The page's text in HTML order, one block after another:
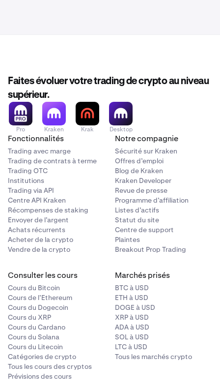
Faites évoluer votre trading de crypto au niveau
supérieur.
Pro Kraken Krak Desktop
Fonctionnalités
Trading avec marge
Trading de contrats à terme
Trading OTC
Institutions
Trading via API
Centre API Kraken
Récompenses de staking
Envoyer de l’argent
Achats récurrents
Acheter de la crypto
Vendre de la crypto
Notre compagnie
Sécurité sur Kraken
Offres d’emploi
Blog de Kraken
Kraken Developer
Revue de presse
Programme d’affiliation
Listes d’actifs
Statut du site
Centre de support
Plaintes
Breakout Prop Trading
Consulter les cours
Cours du Bitcoin
Cours de l’Ethereum
Cours du Dogecoin
Cours du XRP
Cours du Cardano
Cours du Solana
Cours du Litecoin
Catégories de crypto
Tous les cours des cryptos
Prévisions des cours
Marchés prisés
BTC à USD
ETH à USD
DOGE à USD
XRP à USD
ADA à USD
SOL à USD
LTC à USD
Tous les marchés crypto